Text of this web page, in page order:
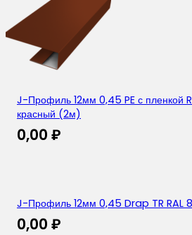
J-Профиль 12мм 0,45 PE с пленкой
красный (2м)
0,00 ₽
J-Профиль 12мм 0,45 Drap TR RAL
0,00 ₽